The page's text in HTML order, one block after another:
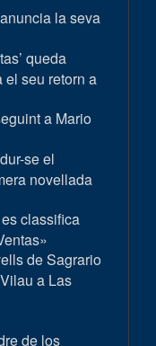
la seva
queda
el seu retorn a
a Mario
se el
novellada
classifica
de Sagrario
a Las
de los